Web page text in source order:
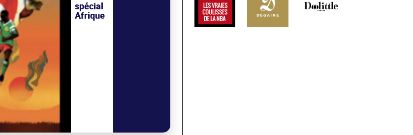
spécial
Afrique